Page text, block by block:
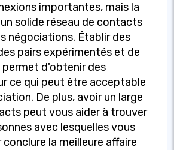
importantes, mais la
solide réseau de contacts
négociations. Établir des
pairs expérimentés et de
d'obtenir des
ce qui peut être acceptable
De plus, avoir un large
peut vous aider à trouver
avec lesquelles vous
la meilleure affaire